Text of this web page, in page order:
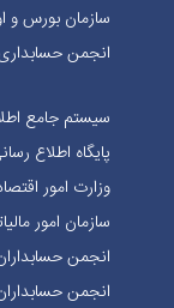
سازمان بورس و
انجمن
سیستم جامع
پایگاه اطلاع
وزارت امور
سازمان امور
انجمن
انجمن